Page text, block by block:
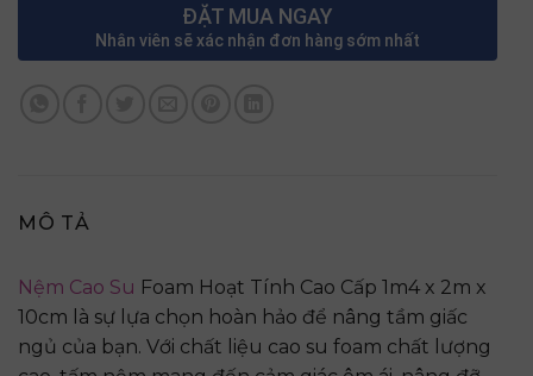
ĐẶT MUA NGAY
Nhân viên sẽ xác nhận đơn hàng sớm nhất
MÔ TẢ
Nệm Cao Su Foam Hoạt Tính Cao Cấp 1m4 x 2m x
10cm là sự lựa chọn hoàn hảo để nâng tầm giấc
ngủ của bạn. Với chất liệu cao su foam chất lượng